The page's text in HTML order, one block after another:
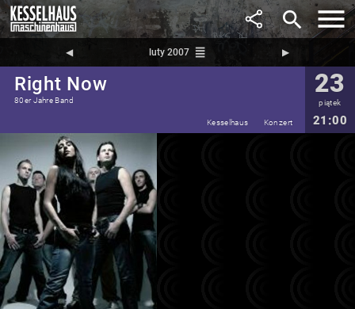
search
◀︎ luty 2007 reorder ▶︎
Right Now
80er Jahre Band
23
piątek
21:00
Kesselhaus Konzert